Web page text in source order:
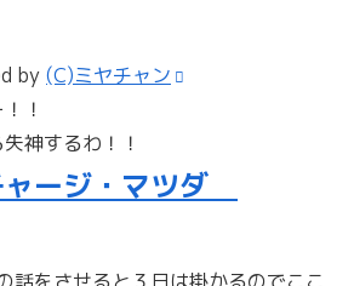
by (C)ミヤチャン
！
神するわ！！
ージ・マツダ